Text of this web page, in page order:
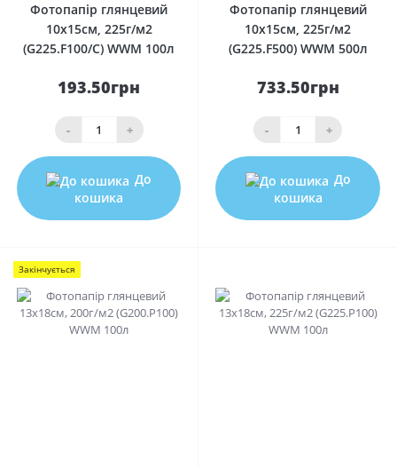
Фотопапір глянцевий
10х15см, 225г/м2
(G225.F100/C) WWM 100л
193.50грн
- +
До
кошика
Фотопапір глянцевий
10х15см, 225г/м2
(G225.F500) WWM 500л
733.50грн
- +
До
кошика
Закінчується